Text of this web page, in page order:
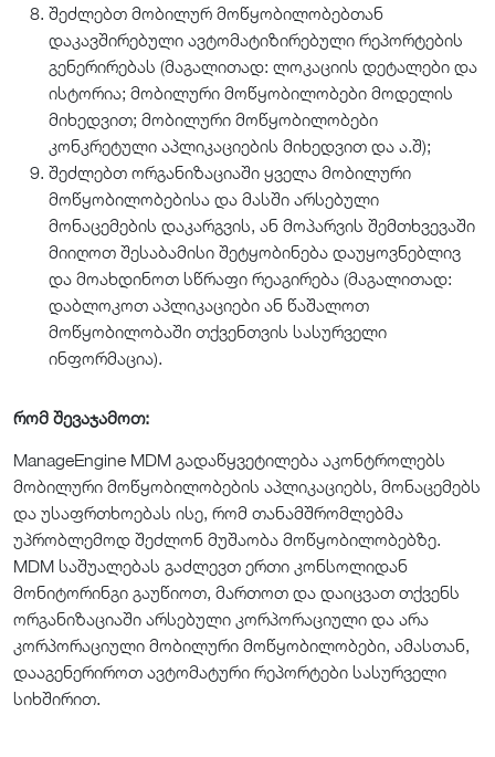
შეძლებთ მობილურ მოწყობილობებთან
დაკავშირებული ავტომატიზირებული რეპორტების
გენერირებას (მაგალითად: ლოკაციის დეტალები და
ისტორია; მობილური მოწყობილობები მოდელის
მიხედვით; მობილური მოწყობილობები
კონკრეტული აპლიკაციების მიხედვით და ა.შ);
შეძლებთ ორგანიზაციაში ყველა მობილური
მოწყობილობებისა და მასში არსებული
მონაცემების დაკარგვის, ან მოპარვის შემთხვევაში
მიიღოთ შესაბამისი შეტყობინება დაუყოვნებლივ
და მოახდინოთ სწრაფი რეაგირება (მაგალითად:
დაბლოკოთ აპლიკაციები ან წაშალოთ
მოწყობილობაში თქვენთვის სასურველი
ინფორმაცია).
რომ შევაჯამოთ:
ManageEngine MDM გადაწყვეტილება აკონტროლებს
მობილური მოწყობილობების აპლიკაციებს, მონაცემებს
და უსაფრთხოებას ისე, რომ თანამშრომლებმა
უპრობლემოდ შეძლონ მუშაობა მოწყობილობებზე.
MDM საშუალებას გაძლევთ ერთი კონსოლიდან
მონიტორინგი გაუწიოთ, მართოთ და დაიცვათ თქვენს
ორგანიზაციაში არსებული კორპორაციული და არა
კორპორაციული მობილური მოწყობილობები, ამასთან,
დააგენერიროთ ავტომატური რეპორტები სასურველი
სიხშირით.